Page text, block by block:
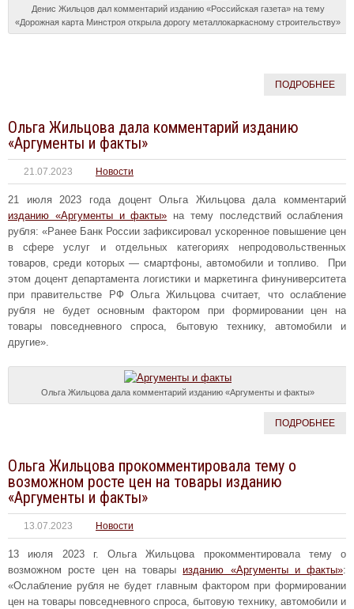
Денис Жильцов дал комментарий изданию «Российская газета» на тему
«Дорожная карта Минстроя открыла дорогу металлокаркасному строительству»
ПОДРОБНЕЕ
Ольга Жильцова дала комментарий изданию
«Аргументы и факты»
21.07.2023 Новости
21 июля 2023 года доцент Ольга Жильцова дала комментарий
изданию «Аргументы и факты» на тему последствий ослабления
рубля: «Ранее Банк России зафиксировал ускоренное повышение цен
в сфере услуг и отдельных категориях непродовольственных
товаров, среди которых — смартфоны, автомобили и топливо. При
этом доцент департамента логистики и маркетинга финуниверситета
при правительстве РФ Ольга Жильцова считает, что ослабление
рубля не будет основным фактором при формировании цен на
товары повседневного спроса, бытовую технику, автомобили и
другие».
Ольга Жильцова дала комментарий изданию «Аргументы и факты»
ПОДРОБНЕЕ
Ольга Жильцова прокомментировала тему о
возможном росте цен на товары изданию
«Аргументы и факты»
13.07.2023 Новости
13 июля 2023 г. Ольга Жильцова прокомментировала тему о
возможном росте цен на товарыизданию «Аргументы и факты»:
«Ослабление рубля не будет главным фактором при формировании
цен на товары повседневного спроса, бытовую технику, автомобили и